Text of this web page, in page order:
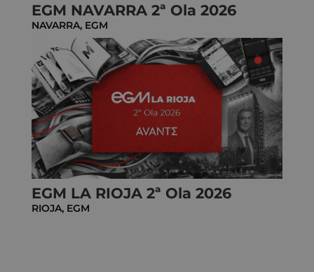
EGM NAVARRA 2ª Ola 2026
NAVARRA, EGM
EGM LA RIOJA 2ª Ola 2026
RIOJA, EGM